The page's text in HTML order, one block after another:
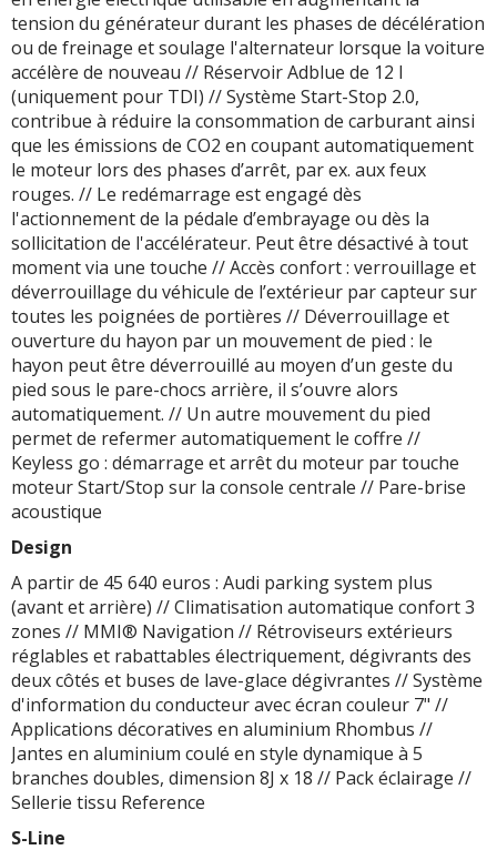
tension du générateur durant les phases de décélération
ou de freinage et soulage l'alternateur lorsque la voiture
accélère de nouveau // Réservoir Adblue de 12 l
(uniquement pour TDI) // Système Start-Stop 2.0,
contribue à réduire la consommation de carburant ainsi
que les émissions de CO2 en coupant automatiquement
le moteur lors des phases d’arrêt, par ex. aux feux
rouges. // Le redémarrage est engagé dès
l'actionnement de la pédale d’embrayage ou dès la
sollicitation de l'accélérateur. Peut être désactivé à tout
moment via une touche // Accès confort : verrouillage et
déverrouillage du véhicule de l’extérieur par capteur sur
toutes les poignées de portières // Déverrouillage et
ouverture du hayon par un mouvement de pied : le
hayon peut être déverrouillé au moyen d’un geste du
pied sous le pare-chocs arrière, il s’ouvre alors
automatiquement. // Un autre mouvement du pied
permet de refermer automatiquement le coffre //
Keyless go : démarrage et arrêt du moteur par touche
moteur Start/Stop sur la console centrale // Pare-brise
acoustique
Design
A partir de 45 640 euros : Audi parking system plus
(avant et arrière) // Climatisation automatique confort 3
zones // MMI® Navigation // Rétroviseurs extérieurs
réglables et rabattables électriquement, dégivrants des
deux côtés et buses de lave-glace dégivrantes // Système
d'information du conducteur avec écran couleur 7" //
Applications décoratives en aluminium Rhombus //
Jantes en aluminium coulé en style dynamique à 5
branches doubles, dimension 8J x 18 // Pack éclairage //
Sellerie tissu Reference
S-Line